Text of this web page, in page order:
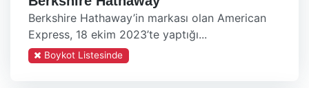
Berkshire Hathaway’in markası olan American
Express, 18 ekim 2023’te yaptığı...
Boykot Listesinde